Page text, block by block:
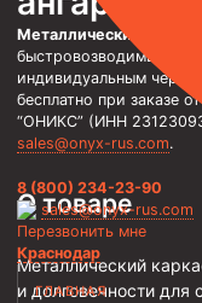
8 (800) 234-23-90
sales@onyx-rus.com
Перезвонить мне
Краснодар
ГЛАВНАЯ
Трубы НКТ ТУ
Трубы НКТ ТУ 14-
Трубы НКТ ТУ 14-
Трубы НКТ ТУ 39-
Трубы НКТ ТУ 14-
Трубы НКТ ТУ 14-
Трубы НКТ ТУ
Металлический каркас
быстровозводимых
индивидуальным
бесплатно при заказе
“ОНИКС” (ИНН
sales@onyx-rus.com.
О товаре
Металлический
и долговечности